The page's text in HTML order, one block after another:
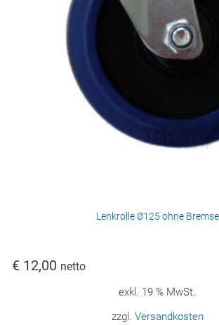
Lenkrolle Ø125 ohne Bremse
€ 12,00 netto
exkl. 19 % MwSt.
zzgl. Versandkosten